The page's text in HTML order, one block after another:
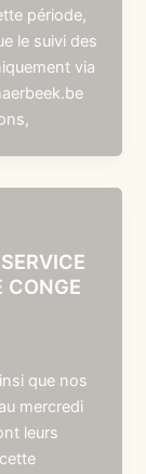
période,
le suivi des
via
CONGE
que nos
mercredi
leurs